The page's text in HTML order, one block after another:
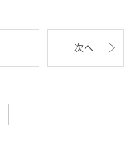
次へ